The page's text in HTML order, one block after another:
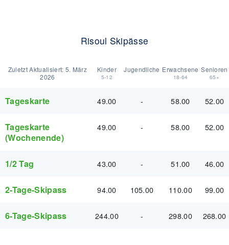
Risoul Skipässe
Zuletzt Aktualisiert: 5. März
2026
Kinder
5-12
Jugendliche Erwachsene
18-64
Senioren
65+
Tageskarte 49.00 - 58.00 52.00
Tageskarte
(Wochenende)
49.00 - 58.00 52.00
1/2 Tag 43.00 - 51.00 46.00
2-Tage-Skipass 94.00 105.00 110.00 99.00
6-Tage-Skipass 244.00 - 298.00 268.00